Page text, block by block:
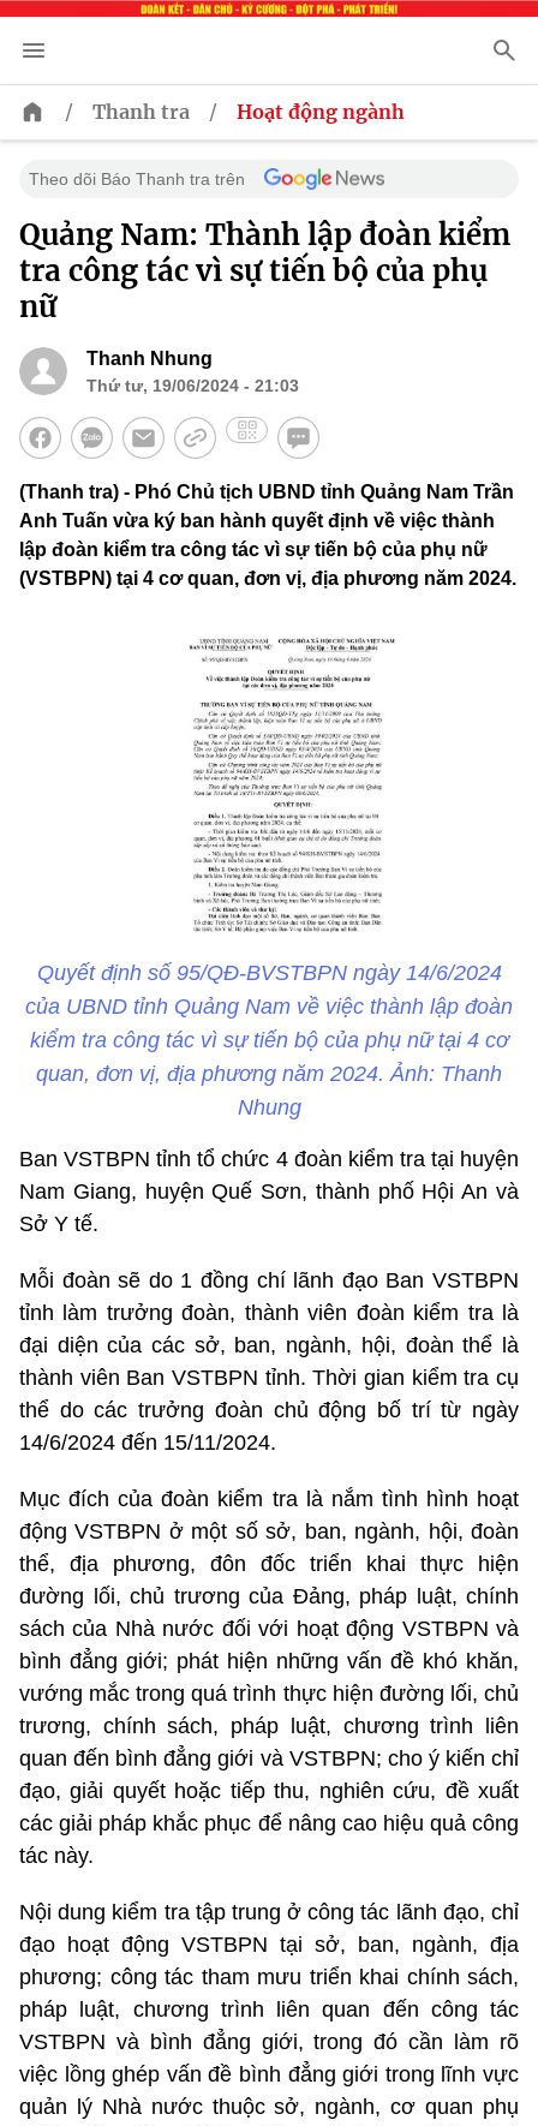
/ Thanh tra / Hoạt động ngành
Theo dõi Báo Thanh tra trên
Quảng Nam: Thành lập đoàn kiểm
tra công tác vì sự tiến bộ của phụ
nữ
Thanh Nhung
Thứ tư, 19/06/2024 - 21:03
(Thanh tra) - Phó Chủ tịch UBND tỉnh Quảng Nam Trần
Anh Tuấn vừa ký ban hành quyết định về việc thành
lập đoàn kiểm tra công tác vì sự tiến bộ của phụ nữ
(VSTBPN) tại 4 cơ quan, đơn vị, địa phương năm 2024.
Quyết định số 95/QĐ-BVSTBPN ngày 14/6/2024
của UBND tỉnh Quảng Nam về việc thành lập đoàn
kiểm tra công tác vì sự tiến bộ của phụ nữ tại 4 cơ
quan, đơn vị, địa phương năm 2024. Ảnh: Thanh
Nhung
Ban VSTBPN tỉnh tổ chức 4 đoàn kiểm tra tại huyện
Nam Giang, huyện Quế Sơn, thành phố Hội An và
Sở Y tế.
Mỗi đoàn sẽ do 1 đồng chí lãnh đạo Ban VSTBPN
tỉnh làm trưởng đoàn, thành viên đoàn kiểm tra là
đại diện của các sở, ban, ngành, hội, đoàn thể là
thành viên Ban VSTBPN tỉnh. Thời gian kiểm tra cụ
thể do các trưởng đoàn chủ động bố trí từ ngày
14/6/2024 đến 15/11/2024.
Mục đích của đoàn kiểm tra là nắm tình hình hoạt
động VSTBPN ở một số sở, ban, ngành, hội, đoàn
thể, địa phương, đôn đốc triển khai thực hiện
đường lối, chủ trương của Đảng, pháp luật, chính
sách của Nhà nước đối với hoạt động VSTBPN và
bình đẳng giới; phát hiện những vấn đề khó khăn,
vướng mắc trong quá trình thực hiện đường lối, chủ
trương, chính sách, pháp luật, chương trình liên
quan đến bình đẳng giới và VSTBPN; cho ý kiến chỉ
đạo, giải quyết hoặc tiếp thu, nghiên cứu, đề xuất
các giải pháp khắc phục để nâng cao hiệu quả công
tác này.
Nội dung kiểm tra tập trung ở công tác lãnh đạo, chỉ
đạo hoạt động VSTBPN tại sở, ban, ngành, địa
phương; công tác tham mưu triển khai chính sách,
pháp luật, chương trình liên quan đến công tác
VSTBPN và bình đẳng giới, trong đó cần làm rõ
việc lồng ghép vấn đề bình đẳng giới trong lĩnh vực
quản lý Nhà nước thuộc sở, ngành, cơ quan phụ